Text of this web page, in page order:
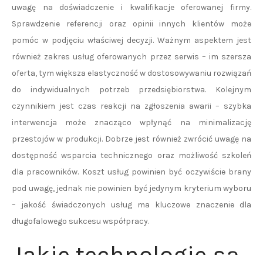
uwagę na doświadczenie i kwalifikacje oferowanej firmy.
Sprawdzenie referencji oraz opinii innych klientów może
pomóc w podjęciu właściwej decyzji. Ważnym aspektem jest
również zakres usług oferowanych przez serwis – im szersza
oferta, tym większa elastyczność w dostosowywaniu rozwiązań
do indywidualnych potrzeb przedsiębiorstwa. Kolejnym
czynnikiem jest czas reakcji na zgłoszenia awarii – szybka
interwencja może znacząco wpłynąć na minimalizację
przestojów w produkcji. Dobrze jest również zwrócić uwagę na
dostępność wsparcia technicznego oraz możliwość szkoleń
dla pracowników. Koszt usług powinien być oczywiście brany
pod uwagę, jednak nie powinien być jedynym kryterium wyboru
– jakość świadczonych usług ma kluczowe znaczenie dla
długofalowego sukcesu współpracy.